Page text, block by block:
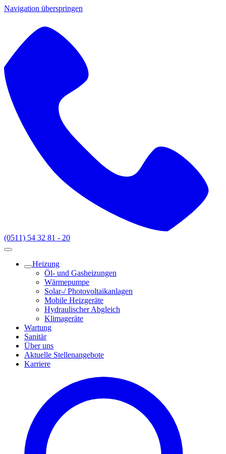
Navigation überspringen
(0511) 54 32 81 - 20
Heizung
Öl- und Gasheizungen
Wärmepumpe
Solar-/ Photovoltaikanlagen
Mobile Heizgeräte
Hydraulischer Abgleich
Klimageräte
Wartung
Sanitär
Über uns
Aktuelle Stellenangebote
Karriere